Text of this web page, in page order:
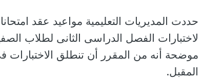
حددت المديريات التعليمية مواعيد عقد
لاختبارات الفصل الدراسى الثانى لطلاب
المقبل.